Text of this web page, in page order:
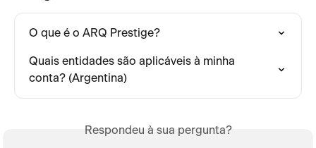
O que é o ARQ Prestige?
Quais entidades são aplicáveis à minha
conta? (Argentina)
Respondeu à sua pergunta?